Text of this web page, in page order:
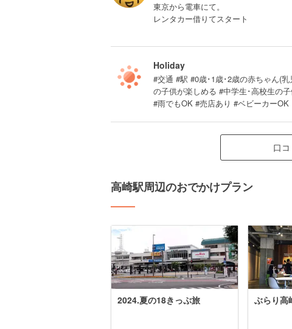
東京から電車にて。
レンタカー借りてスタート
Holiday
#交通 #駅 #0歳･1歳･2歳の赤ちゃん(
の子供が楽しめる #中学生･高校生の
#雨でもOK #売店あり #ベビーカーOK
口
高崎駅周辺のおでかけプラン
2024.夏の18きっぷ旅 ぶらり高